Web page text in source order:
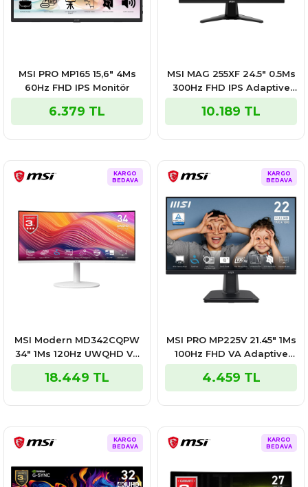
MSI PRO MP165 15,6" 4Ms
60Hz FHD IPS Monitör
6.379 TL
MSI MAG 255XF 24.5″ 0.5Ms
300Hz FHD IPS Adaptive
Sync Gaming Monitör
10.189 TL
MSI Modern MD342CQPW
34″ 1Ms 120Hz UWQHD VA
Adaptive Sync Monitör
18.449 TL
KARGO
BEDAVA
MSI PRO MP225V 21.45″ 1Ms
100Hz FHD VA Adaptive
Sync Monitör
4.459 TL
KARGO
BEDAVA
KARGO
BEDAVA
KARGO
BEDAVA